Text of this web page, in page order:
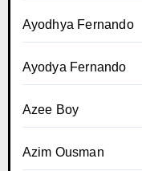
Ayodhya Fernando
Ayodya Fernando
Azee Boy
Azim Ousman